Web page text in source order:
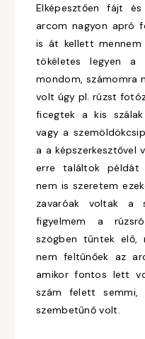
Elképesztően fájt
arcom nagyon apró
is át kellett mennem
tökéletes legyen a
mondom, számomra
volt úgy pl. rúzst
ficegtek a kis
vagy a
a a képszerkesztővel
erre találtok példát
nem is szeretem
zavaróak voltak a
figyelmem a
szögben tűntek elő,
nem feltűnőek az
amikor fontos lett
szám felett semmi,
szembetűnő volt.